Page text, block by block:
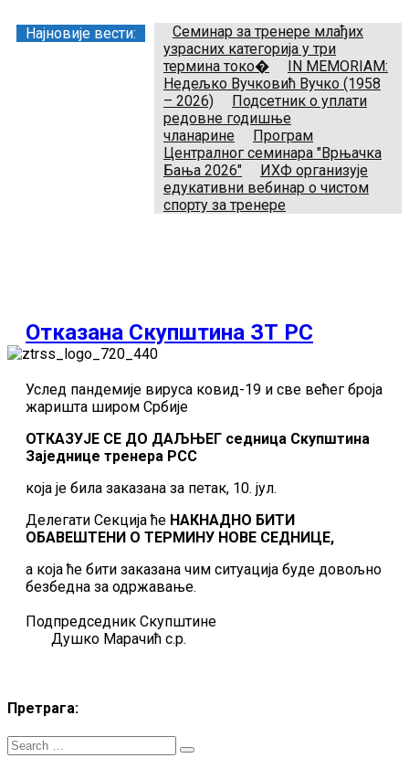
Најновије вести:
Семинар за тренере млађих
узрасних категорија у три
термина токо�
IN MEMORIAM:
Недељко Вучковић Вучко (1958
– 2026)
Подсетник о уплати
редовне годишње
чланарине
Програм
Централног семинара "Врњачка
Бања 2026"
ИХФ организује
едукативни вебинар о чистом
спорту за тренере
Отказана Скупштина ЗТ РС
Услед пандемије вируса ковид-19 и све већег броја
жаришта широм Србије
ОТКАЗУЈЕ СЕ ДО ДАЉЊЕГ седница Скупштина
Заједнице тренера РСС
која је била заказана за петак, 10. јул.
Делегати Секција ће НАКНАДНО БИТИ
ОБАВЕШТЕНИ О ТЕРМИНУ НОВЕ СЕДНИЦЕ,
а која ће бити заказана чим ситуација буде довољно
безбедна за одржавање.
Подпредседник Скупштине
Душко Марачић с.р.
Претрага: